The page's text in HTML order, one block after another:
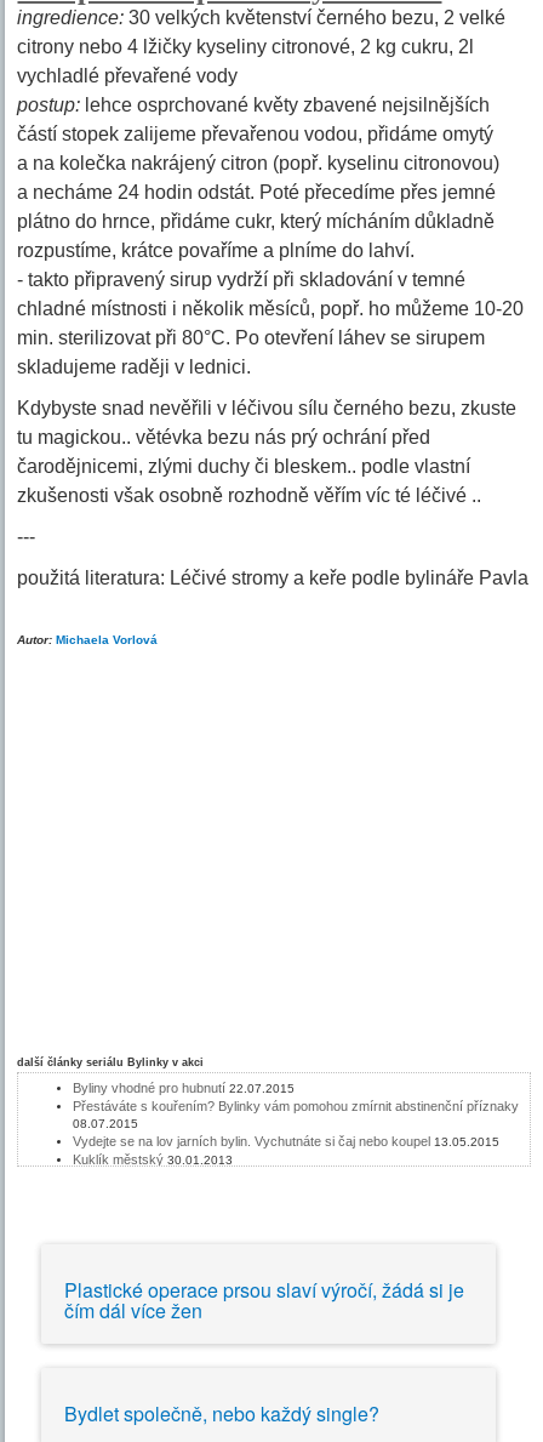
ingredience:30 velkých květenství černého bezu, 2 velké
citrony nebo 4 lžičky kyseliny citronové, 2 kg cukru, 2l
vychladlé převařené vody
postup: lehce osprchované květy zbavené nejsilnějších
částí stopek zalijeme převařenou vodou, přidáme omytý
a na kolečka nakrájený citron (popř. kyselinu citronovou)
a necháme 24 hodin odstát. Poté přecedíme přes jemné
plátno do hrnce, přidáme cukr, který mícháním důkladně
rozpustíme, krátce povaříme a plníme do lahví.
- takto připravený sirup vydrží při skladování v temné
chladné místnosti i několik měsíců, popř. ho můžeme 10-20
min. sterilizovat při 80°C. Po otevření láhev se sirupem
skladujeme raději v lednici.
Kdybyste snad nevěřili v léčivou sílu černého bezu, zkuste
tu magickou.. větévka bezu nás prý ochrání před
čarodějnicemi, zlými duchy či bleskem.. podle vlastní
zkušenosti však osobně rozhodně věřím víc té léčivé ..
---
použitá literatura: Léčivé stromy a keře podle bylináře Pavla
Autor:Michaela Vorlová
další články seriálu Bylinky v akci
Byliny vhodné pro hubnutí 22.07.2015
Přestáváte s kouřením? Bylinky vám pomohou zmírnit abstinenční příznaky
08.07.2015
Vydejte se na lov jarních bylin. Vychutnáte si čaj nebo koupel 13.05.2015
Kuklík městský 30.01.2013
Bylinky a hubnutí25.05.2011
Bylinky a stres18.05.2011
Rooibos - zdravý a výtečný čaj bez kofeinu
Kurkuma léčí - to není jen kari a Worcester08.10.2008
Plastické operace prsou slaví výročí, žádá si je
čím dál více žen
Bydlet společně, nebo každý single?